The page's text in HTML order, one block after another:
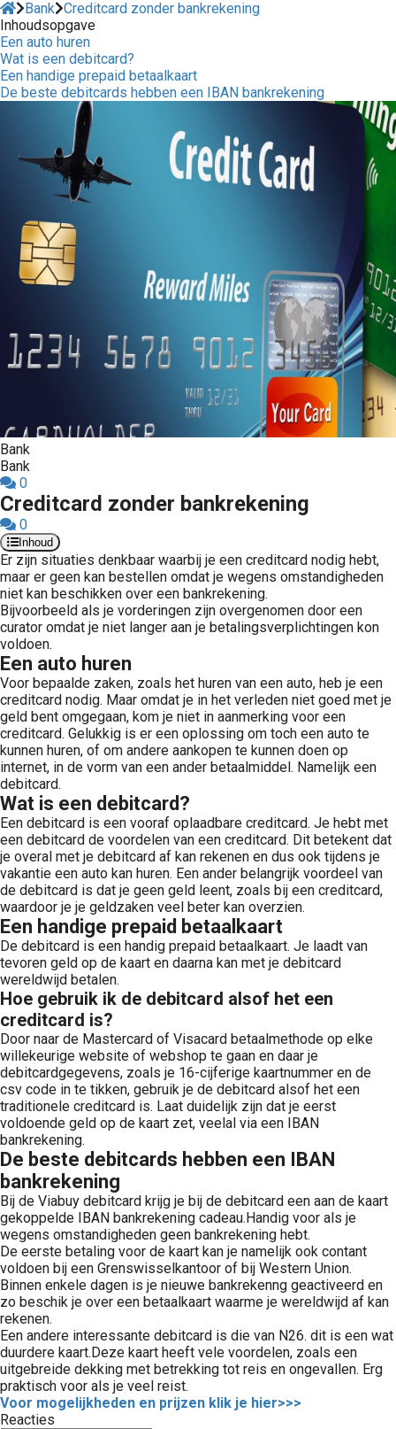
Bank Creditcard zonder bankrekening
Inhoudsopgave
Een auto huren
Wat is een debitcard?
Een handige prepaid betaalkaart
De beste debitcards hebben een IBAN bankrekening
Bank
Bank
0
Creditcard zonder bankrekening
0
Inhoud
Er zijn situaties denkbaar waarbij je een creditcard nodig hebt,
maar er geen kan bestellen omdat je wegens omstandigheden
niet kan beschikken over een bankrekening.
Bijvoorbeeld als je vorderingen zijn overgenomen door een
curator omdat je niet langer aan je betalingsverplichtingen kon
voldoen.
Een auto huren
Voor bepaalde zaken, zoals het huren van een auto, heb je een
creditcard nodig. Maar omdat je in het verleden niet goed met je
geld bent omgegaan, kom je niet in aanmerking voor een
creditcard. Gelukkig is er een oplossing om toch een auto te
kunnen huren, of om andere aankopen te kunnen doen op
internet, in de vorm van een ander betaalmiddel. Namelijk een
debitcard.
Wat is een debitcard?
Een debitcard is een vooraf oplaadbare creditcard. Je hebt met
een debitcard de voordelen van een creditcard. Dit betekent dat
je overal met je debitcard af kan rekenen en dus ook tijdens je
vakantie een auto kan huren. Een ander belangrijk voordeel van
de debitcard is dat je geen geld leent, zoals bij een creditcard,
waardoor je je geldzaken veel beter kan overzien.
Een handige prepaid betaalkaart
De debitcard is een handig prepaid betaalkaart. Je laadt van
tevoren geld op de kaart en daarna kan met je debitcard
wereldwijd betalen.
Hoe gebruik ik de debitcard alsof het een
creditcard is?
Door naar de Mastercard of Visacard betaalmethode op elke
willekeurige website of webshop te gaan en daar je
debitcardgegevens, zoals je 16-cijferige kaartnummer en de
csv code in te tikken, gebruik je de debitcard alsof het een
traditionele creditcard is. Laat duidelijk zijn dat je eerst
voldoende geld op de kaart zet, veelal via een IBAN
bankrekening.
De beste debitcards hebben een IBAN
bankrekening
Bij de Viabuy debitcard krijg je bij de debitcard een aan de kaart
gekoppelde IBAN bankrekening cadeau.Handig voor als je
wegens omstandigheden geen bankrekening hebt.
De eerste betaling voor de kaart kan je namelijk ook contant
voldoen bij een Grenswisselkantoor of bij Western Union.
Binnen enkele dagen is je nieuwe bankrekenng geactiveerd en
zo beschik je over een betaalkaart waarme je wereldwijd af kan
rekenen.
Een andere interessante debitcard is die van N26. dit is een wat
duurdere kaart.Deze kaart heeft vele voordelen, zoals een
uitgebreide dekking met betrekking tot reis en ongevallen. Erg
praktisch voor als je veel reist.
Voor mogelijkheden en prijzen klik je hier>>>
Reacties